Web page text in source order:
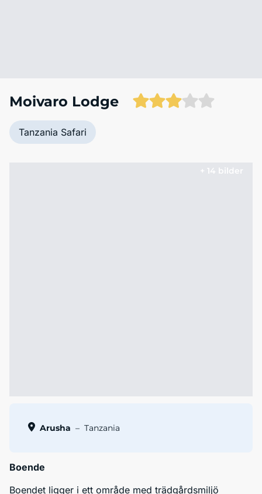
Moivaro Lodge
Tanzania Safari
+ 14 bilder
Arusha – Tanzania
Boende
Boendet ligger i ett område med trädgårdsmiljö